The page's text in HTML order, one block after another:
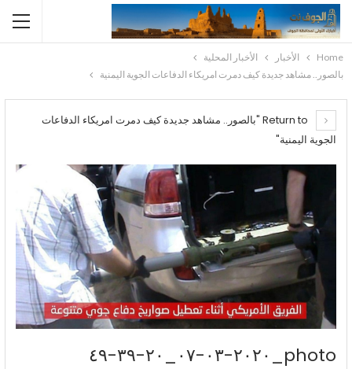
Home الأخبار
الأخبار المحلية
بالصور.. مشاهد جديدة كيف دمرت امريكاء الدفاعات الجوية اليمنية
Return to "بالصور.. مشاهد جديدة كيف دمرت امريكاء الدفاعات
الجوية اليمنية"
photo_٢٠٢٠-٠٣-٠٧_٢٠-٣٩-٤٩